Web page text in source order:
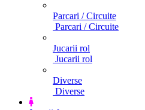
Parcari / Circuite
Parcari / Circuite
Jucarii rol
Jucarii rol
Diverse
Diverse